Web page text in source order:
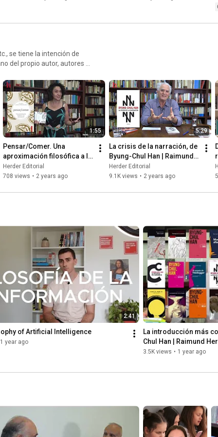
se tiene la intención de
del propio autor, autores o
1:55
Pensar/Comer. Una
aproximación filosófica a la
alimentación | Valeria
Campos
Herder Editorial
708 views • 2 years ago
5:29
La crisis de la narración, de
Byung-Chul Han | Raimund
Herder
Herder Editorial
9.1K views • 2 years ago
2:41
of Artificial Intelligence
1 year ago
La introducción más
Chul Han | Raimund
3.5K views • 1 year ago